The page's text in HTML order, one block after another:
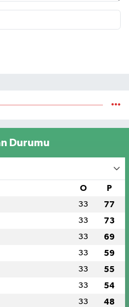
Durumu
O P
33 77
33 73
33 69
33 59
33 55
33 54
33 48